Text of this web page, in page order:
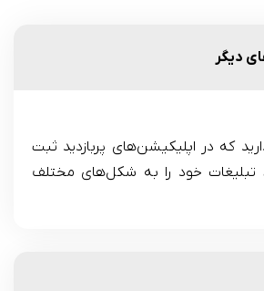
دیگر
که در اپلیکیشن‌های پربازدید ثبت
تبلیغات خود را به شکل‌های مختلف